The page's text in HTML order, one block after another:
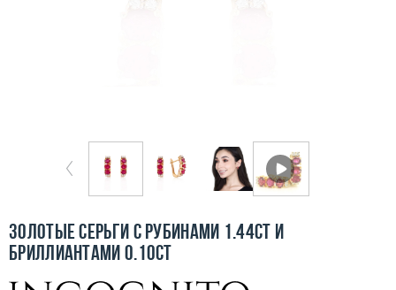
Контакты
Заказать звонок
Золотые серьги с рубинами 1.44ct и
бриллиантами 0.10ct